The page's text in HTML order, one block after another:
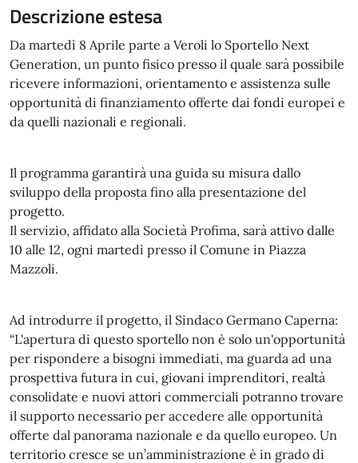
Descrizione estesa
Da martedì 8 Aprile parte a Veroli lo Sportello Next
Generation, un punto fisico presso il quale sarà possibile
ricevere informazioni, orientamento e assistenza sulle
opportunità di finanziamento offerte dai fondi europei e
da quelli nazionali e regionali.
Il programma garantirà una guida su misura dallo
sviluppo della proposta fino alla presentazione del
progetto.
Il servizio, affidato alla Società Profima, sarà attivo dalle
10 alle 12, ogni martedì presso il Comune in Piazza
Mazzoli.
Ad introdurre il progetto, il Sindaco Germano Caperna:
“L'apertura di questo sportello non è solo un'opportunità
per rispondere a bisogni immediati, ma guarda ad una
prospettiva futura in cui, giovani imprenditori, realtà
consolidate e nuovi attori commerciali potranno trovare
il supporto necessario per accedere alle opportunità
offerte dal panorama nazionale e da quello europeo. Un
territorio cresce se un’amministrazione è in grado di